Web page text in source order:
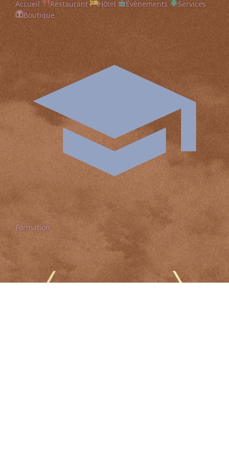
Accueil Restaurant Hôtel Évènements
Services
Boutique
Formation